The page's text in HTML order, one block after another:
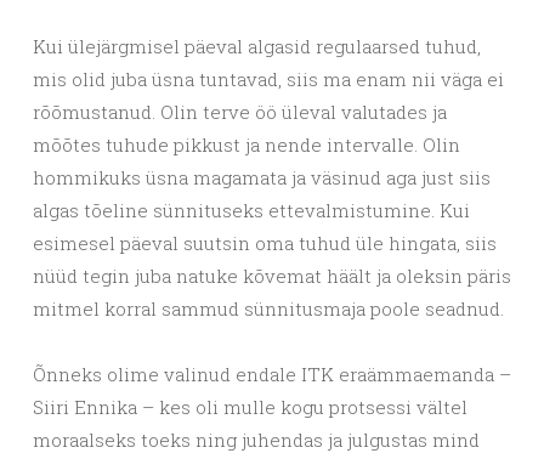
Kui ülejärgmisel päeval algasid regulaarsed tuhud,
mis olid juba üsna tuntavad, siis ma enam nii väga ei
rõõmustanud. Olin terve öö üleval valutades ja
mõõtes tuhude pikkust ja nende intervalle. Olin
hommikuks üsna magamata ja väsinud aga just siis
algas tõeline sünnituseks ettevalmistumine. Kui
esimesel päeval suutsin oma tuhud üle hingata, siis
nüüd tegin juba natuke kõvemat häält ja oleksin päris
mitmel korral sammud sünnitusmaja poole seadnud.
Õnneks olime valinud endale ITK eraämmaemanda –
Siiri Ennika – kes oli mulle kogu protsessi vältel
moraalseks toeks ning juhendas ja julgustas mind